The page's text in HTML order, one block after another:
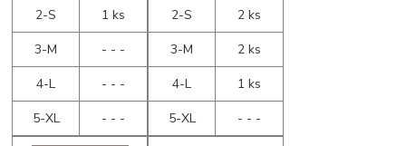
2-S
1 ks
3-M
- - -
4-L
- - -
5-XL
- - -
2-S
2 ks
3-M
2 ks
4-L
1 ks
5-XL
- - -